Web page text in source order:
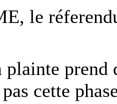
le
plainte
cette